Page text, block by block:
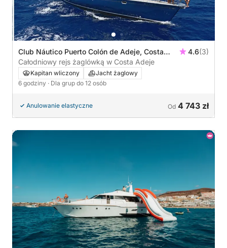
Club Náutico Puerto Colón de Adeje, Costa
Adeje, Hiszpania
4.6(3)
Całodniowy rejs żaglówką w Costa Adeje
Kapitan wliczony
Jacht żaglowy
6 godziny · Dla grup do 12 osób
Anulowanie elastyczne Od 4 743 zł